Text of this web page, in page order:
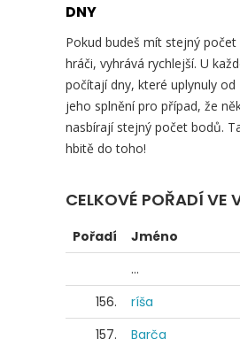
DNY
Pokud budeš mít stejný
hráči, vyhrává rychlejší. U
počítají dny, které uplynuly od
jeho splnění pro případ, že
nasbírají stejný počet bodů.
hbitě do toho!
CELKOVÉ POŘADÍ VE
Pořadí Jméno
...
156.
ríša
157.
Barča